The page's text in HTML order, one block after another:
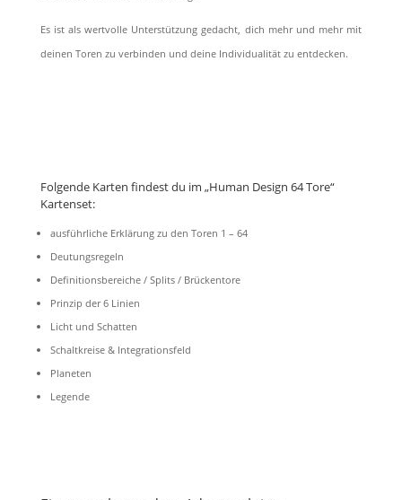
Es ist als wertvolle Unterstützung gedacht, dich mehr und mehr mit
deinen Toren zu verbinden und deine Individualität zu entdecken.
Folgende Karten findest du im „Human Design 64 Tore“
Kartenset:
ausführliche Erklärung zu den Toren 1 – 64
Deutungsregeln
Definitionsbereiche / Splits / Brückentore
Prinzip der 6 Linien
Licht und Schatten
Schaltkreise & Integrationsfeld
Planeten
Legende